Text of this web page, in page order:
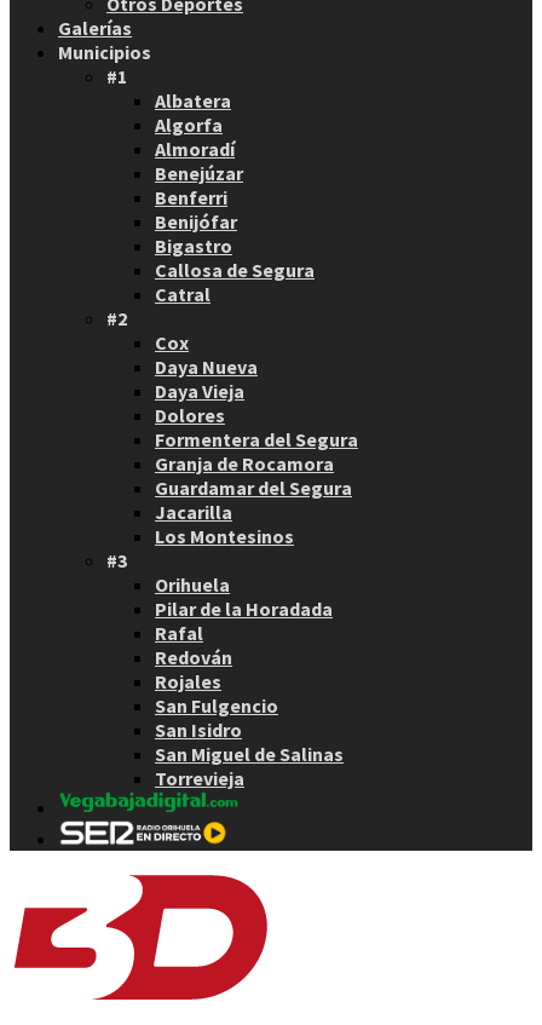
Galerías
Municipios
#1
Albatera
Algorfa
Almoradí
Benejúzar
Benferri
Benijófar
Bigastro
Callosa de Segura
Catral
#2
Cox
Daya Nueva
Daya Vieja
Dolores
Formentera del Segura
Granja de Rocamora
Guardamar del Segura
Jacarilla
Los Montesinos
#3
Orihuela
Pilar de la Horadada
Rafal
Redován
Rojales
San Fulgencio
San Isidro
San Miguel de Salinas
Torrevieja